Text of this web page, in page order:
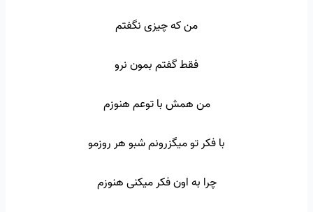
من که چیزی نگفتم
فقط گفتم بمون نرو
من همش با توعم هنوزم
با فکر تو میگزرونم شبو هر روزمو
چرا به اون فکر میکنی هنوزم